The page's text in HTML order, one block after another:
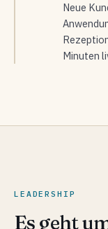
Neue
Minuten
LEADERSHIP
Es geht